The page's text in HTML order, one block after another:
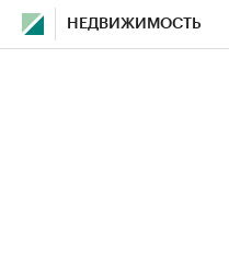
НЕДВИЖИМОСТЬ